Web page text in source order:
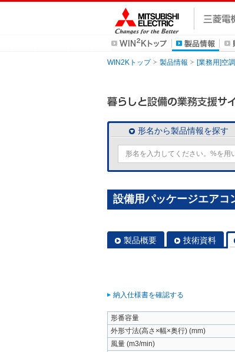
WIN2Kトップ 製品情報 [業務用]空
形名から製品情報を探す
設備用パッケージエアコ
製品概要 技術資料
納入仕様書を確認する
形番容量
外形寸法(高さ×幅×奥行) (mm)
風量 (m3/min)